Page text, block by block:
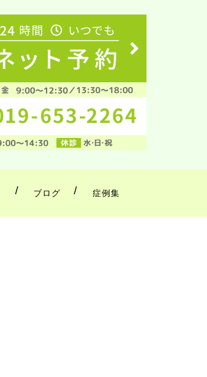
ブログ 症例集